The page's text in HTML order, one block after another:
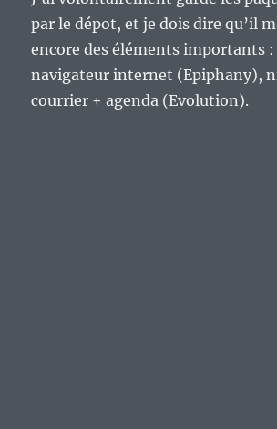
par le dépot, et je dois dire qu’il
encore des éléments importants :
navigateur internet (Epiphany),
courrier + agenda (Evolution).